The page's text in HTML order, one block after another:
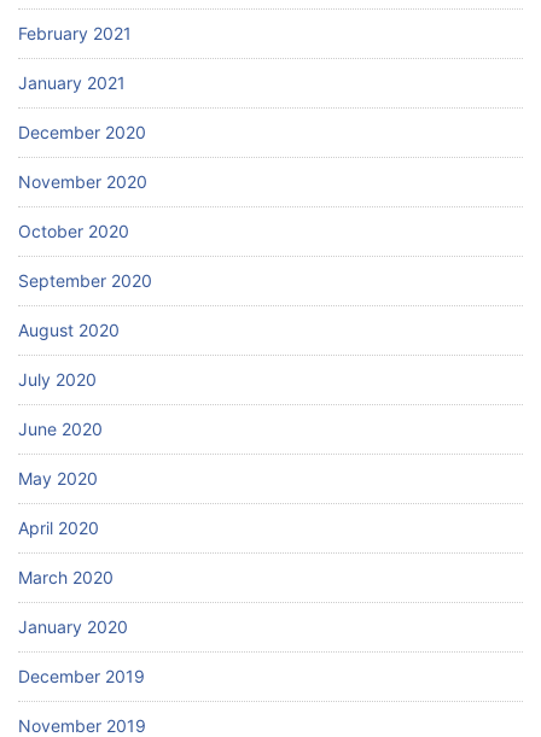
February 2021
January 2021
December 2020
November 2020
October 2020
September 2020
August 2020
July 2020
June 2020
May 2020
April 2020
March 2020
January 2020
December 2019
November 2019